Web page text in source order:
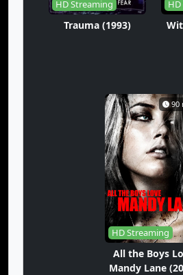
HD Streaming
Trauma (1993)
90
HD Streaming
All the Boys
Mandy Lane